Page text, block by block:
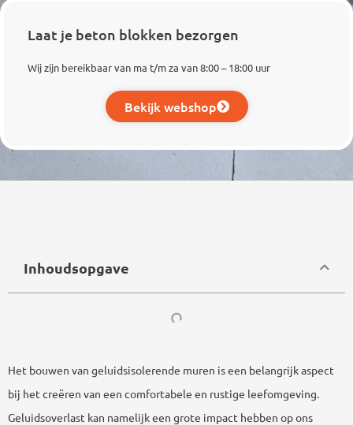
Laat je beton blokken bezorgen
Wij zijn bereikbaar van ma t/m za van 8:00 – 18:00 uur
Bekijk webshop
Inhoudsopgave
Het bouwen van geluidsisolerende muren is een belangrijk aspect
bij het creëren van een comfortabele en rustige leefomgeving.
Geluidsoverlast kan namelijk een grote impact hebben op ons